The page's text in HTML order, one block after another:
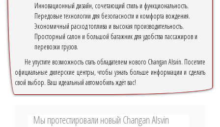
Инновационный дизайн, сочетающий стиль и функциональность.
Передовые технологии для безопасности и комфорта вождения.
Экономичный расход топлива и высокая производительность.
Просторный салон и большой багажник для удобства пассажиров и
перевозки грузов.
Не упустите возможность стать обладателем нового Changan Alsvin. Посетите
официальные дилерские центры, чтобы узнать больше информации и сделать
свой выбор. Ваш идеальный автомобиль ждёт вас!
Мы протестировали новый Changan Alsvin